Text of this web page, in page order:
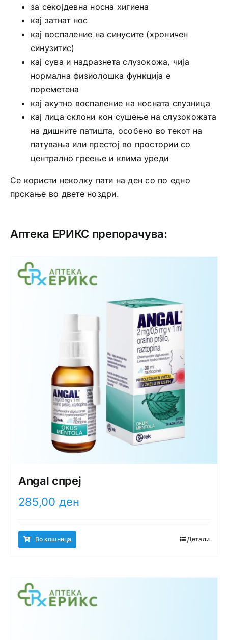
за секојдевна носна хигиена
кај затнат нос
кај воспаление на синусите (хроничен
синузитис)
кај сува и надразнета слузокожа, чија
нормална физиолошка функција е
пореметена
кај акутно воспаление на носната слузница
кај лица склони кон сушење на слузокожата
на дишните патишта, особено во текот на
патувања или престој во простории со
централно греење и клима уреди
Се користи неколку пати на ден со по едно
прскање во двете ноздри.
Аптека ЕРИКС препорачува:
Angal спреј
285,00 ден
Во кошница Детали